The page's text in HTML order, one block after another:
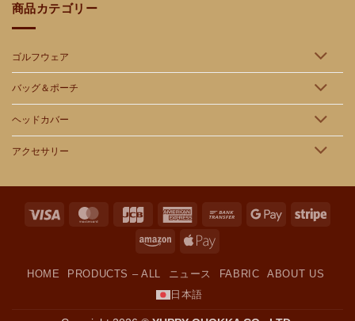
商品カテゴリー
ゴルフウェア
バッグ＆ポーチ
ヘッドカバー
アクセサリー
Visa MasterCardJCB
American
Bank
Google
Stripe
Amazon Apple
HOME PRODUCTS – ALL ニュース FABRIC
ABOUT US
日本語